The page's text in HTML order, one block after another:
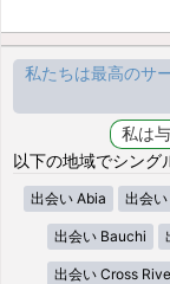
私たちは最高のサ
以下の地域でシング
出会い Abia 出会
出会い Bauchi
出会い Cross